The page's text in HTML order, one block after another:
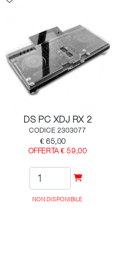
DS PC XDJ RX 2
CODICE 2303077
€ 65,00
OFFERTA € 59,00
NON DISPONIBILE